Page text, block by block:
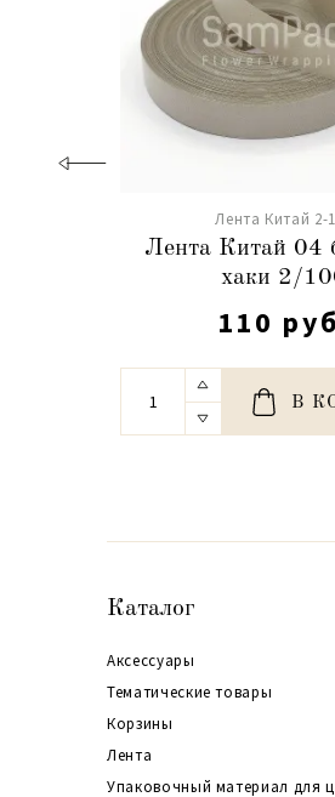
Лента Китай 2-
Лента Китай 04
хаки 2/
110
В
Каталог
Аксессуары
Тематические товары
Корзины
Лента
Упаковочный материал для